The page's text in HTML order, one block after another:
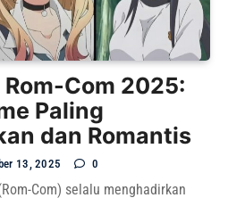
Com 2025:
Paling
dan Romantis
13, 2025 0
Com) selalu menghadirkan